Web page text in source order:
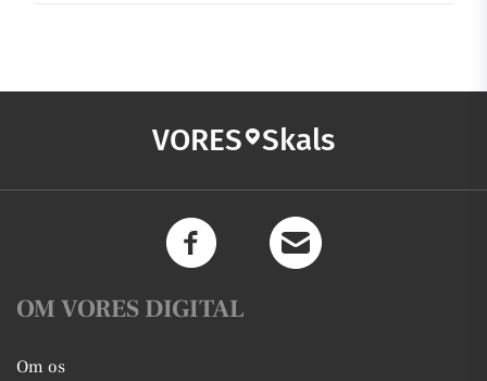
VORES Skals
OM VORES DIGITAL
Om os